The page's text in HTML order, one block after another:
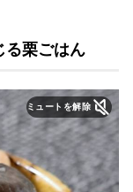
る栗ごはん
ミュートを解除